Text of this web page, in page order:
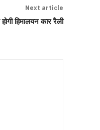
Next article
हिमालयन कार रैली